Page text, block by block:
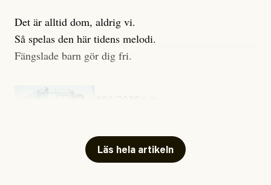
Det är alltid dom, aldrig vi.
Så spelas den här tidens melodi.
Fängslade barn gör dig fri.
Läs hela artikeln